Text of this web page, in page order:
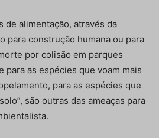
de alimentação, através da
para construção humana ou para
por colisão em parques
para as espécies que voam mais
para as espécies que
são outras das ameaças para